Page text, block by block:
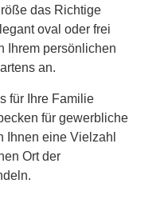
das Richtige
oval oder frei
Ihrem persönlichen
an.
für Ihre Familie
für gewerbliche
Ihnen eine Vielzahl
Ort der